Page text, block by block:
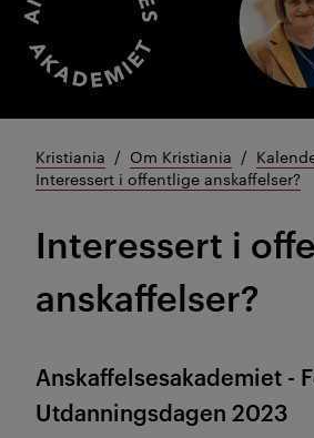
Kristiania Om Kristiania
Interessert i offentlige anskaffelser?
Interessert i
anskaffelser?
Anskaffelsesakademiet -
Utdanningsdagen 2023